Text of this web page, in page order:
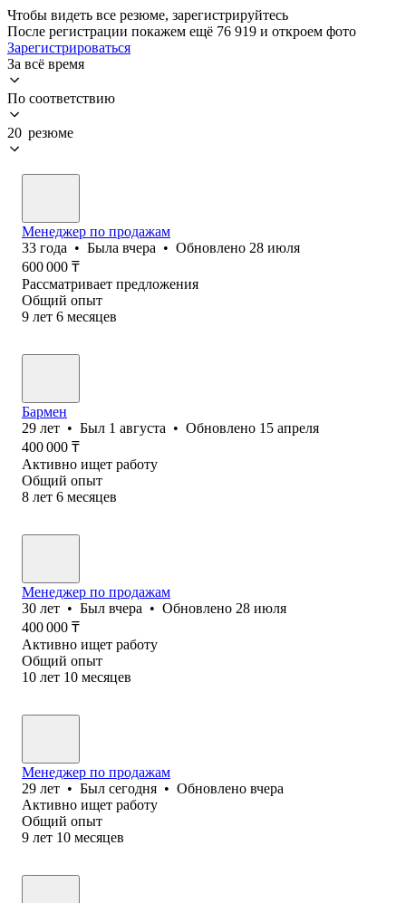
Чтобы видеть все резюме, зарегистрируйтесь
После регистрации покажем ещё 76 919 и откроем фото
Зарегистрироваться
За всё время
По соответствию
20 резюме
Менеджер по продажам
33 года • Была вчера • Обновлено 28 июля
600 000 ₸
Рассматривает предложения
Общий опыт
9 лет 6 месяцев
Бармен
29 лет • Был 1 августа • Обновлено 15 апреля
400 000 ₸
Активно ищет работу
Общий опыт
8 лет 6 месяцев
Менеджер по продажам
30 лет • Был вчера • Обновлено 28 июля
400 000 ₸
Активно ищет работу
Общий опыт
10 лет 10 месяцев
Менеджер по продажам
29 лет • Был сегодня • Обновлено вчера
Активно ищет работу
Общий опыт
9 лет 10 месяцев